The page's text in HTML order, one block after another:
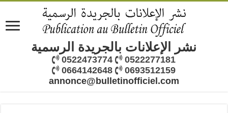
نشر الإعلانات بالجريدة الرسمية
0522473774
0522277181
0664142648
0693512159
annonce@bulletinofficiel.com